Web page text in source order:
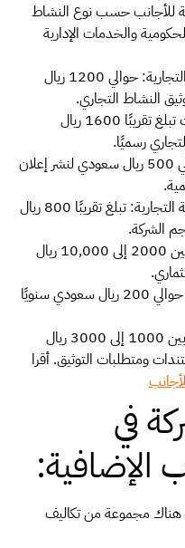
للأجانب حسب نوع النشاط
والخدمات الإدارية
رسوم تسجيل الشركة في الغرفة التجارية: حوالي 1200 ريال
النشاط التجاري.
رسوم إدراج الاسم التجاري: حيث تبلغ تقريبًا 1600 ريال
رسميًا.
رسوم نشر إعلان التأسيس: حوالي 500 ريال سعودي لنشر إعلان
رسوم الاشتراك السنوي في الغرفة التجارية: تبلغ تقريبًا 800 ريال
الشركة.
رسوم ترخيص الاستثمار: تتراوح بين 2000 إلى 10,000 ريال
رسوم السجل التجاري: تبدأ من حوالي 200 ريال سعودي سنويًا
تكاليف الترجمة والتوثيق: تتراوح بين 1000 إلى 3000 ريال
ومتطلبات التوثيق. أقرا
في
الإضافية:
هناك مجموعة من تكاليف